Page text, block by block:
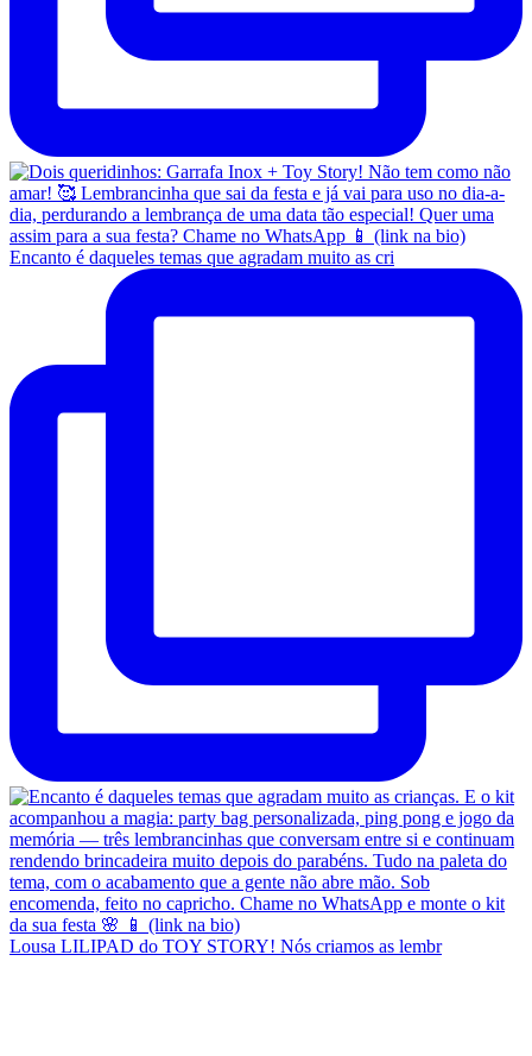
Encanto é daqueles temas que agradam muito as cri
Lousa LILIPAD do TOY STORY! Nós criamos as lembr